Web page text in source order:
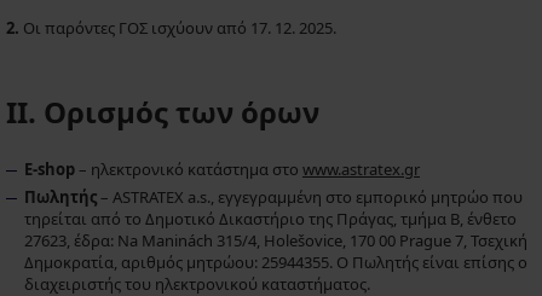
2. Οι παρόντες ΓΟΣ ισχύουν από 17. 12. 2025.
II. Ορισμός των όρων
E-shop– ηλεκτρονικό κατάστημα στο www.astratex.gr
Πωλητής– ASTRATEX a.s., εγγεγραμμένη στο εμπορικό μητρώο που
τηρείται από το Δημοτικό Δικαστήριο της Πράγας, τμήμα Β, ένθετο
27623, έδρα: Na Maninách 315/4, Holešovice, 170 00 Prague 7, Τσεχική
Δημοκρατία, αριθμός μητρώου: 25944355. Ο Πωλητής είναι επίσης ο
διαχειριστής του ηλεκτρονικού καταστήματος.